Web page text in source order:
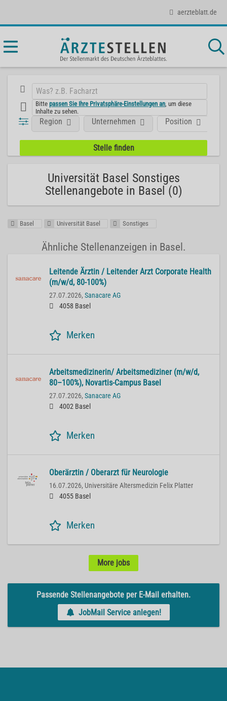
aerzteblatt.de
Bittepassen Sie Ihre Privatsphäre-Einstellungen an , um diese
Inhalte zu sehen.
Position
Region Unternehmen
Universität Basel Sonstiges
Stellenangebote in Basel (0)
Basel Universität Basel Sonstiges
Ähnliche Stellenanzeigen in Basel.
Lei­ten­de Ärz­tin / Lei­ten­der Arzt Cor­po­ra­te He­alth
(m/w/d, 80-100%)
27.07.2026, Sanacare AG
4058 Basel
Merken
Ar­beits­me­di­zi­ne­rin/ Ar­beits­me­di­zi­ner (m/w/d,
80–100%), No­var­tis-Cam­pus Basel
27.07.2026, Sanacare AG
4002 Basel
Merken
Oberärztin / Oberarzt für Neurologie
16.07.2026, Universitäre Altersmedizin Felix Platter
4055 Basel
Merken
More jobs
Passende Stellenangebote per E-Mail erhalten.
JobMail Service anlegen!